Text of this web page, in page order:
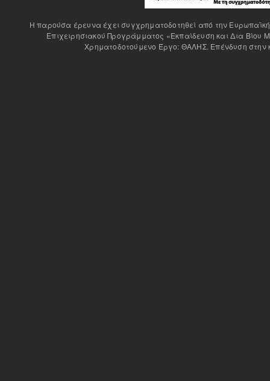
H παρούσα έρευνα έχει συγχρηματοδοτηθεί από την
Επιχειρησιακού Προγράμματος «Εκπαίδευση και Δια Βίου
Χρηματοδοτούμενο Έργο: ΘΑΛΗΣ. Επένδυση στην